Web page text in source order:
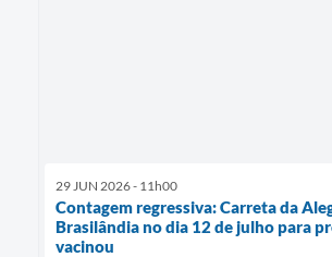
29 JUN 2026 - 11h00
Contagem regressiva: Carreta da
Brasilândia no dia 12 de julho para
vacinou